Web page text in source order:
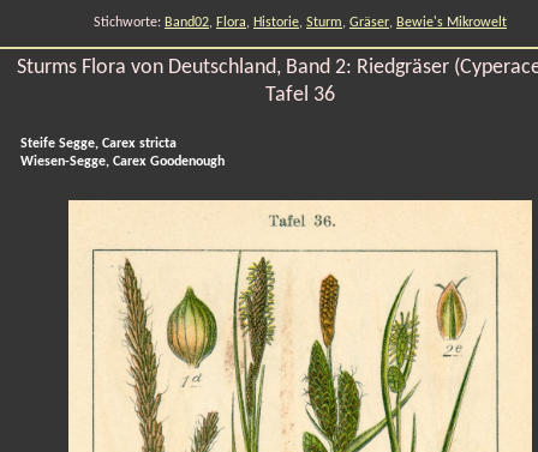
Stichworte: Band02, Flora, Historie, Sturm, Gräser, Bewie's Mikrowelt
Sturms Flora von Deutschland, Band 2: Riedgräser
Tafel 36
Steife Segge, Carex stricta
Wiesen-Segge, Carex Goodenough